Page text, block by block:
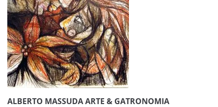
ALBERTO MASSUDA ARTE & GATRONOMIA